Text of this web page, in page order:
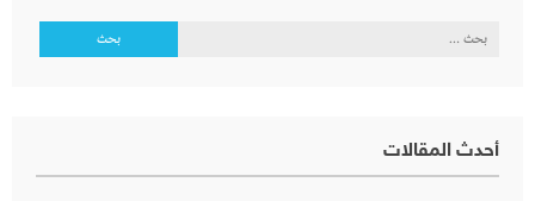
البحث
أحدث المقالات